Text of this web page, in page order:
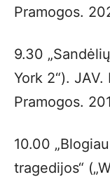
Pramogos.
9.30
York 2“).
Pramogos.
10.00
tragedijos“